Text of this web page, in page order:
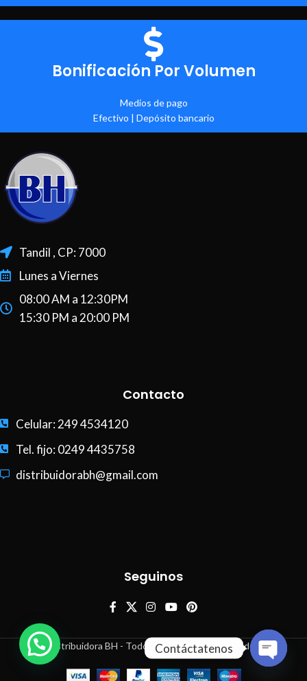
Bonificación Por Volumen
Medios de pago
Efectivo | Depósito bancario
Tandil , CP: 7000
Lunes a Viernes
08:00 AM a 12:30PM
15:30 PM a 20:00 PM
Contacto
Celular: 249 4534120
Tel. fijo: 0249 4435758
distribuidorabh@gmail.com
Seguinos
Distribuidora BH - Todos los derechos reservados
Contáctatenos